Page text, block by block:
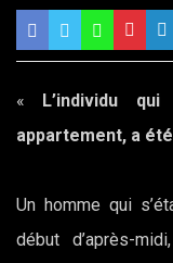
«
L’individu
appartement, a
Un homme qui
début d’après-